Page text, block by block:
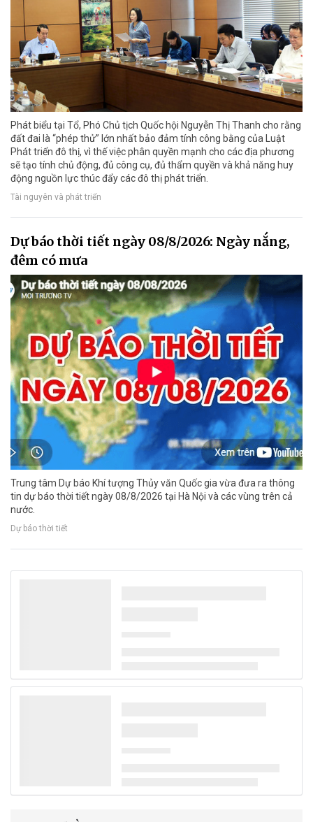
Phát biểu tại Tổ, Phó Chủ tịch Quốc hội Nguyễn Thị Thanh cho rằng
đất đai là “phép thử” lớn nhất bảo đảm tính công bằng của Luật
Phát triển đô thị, vì thế việc phân quyền mạnh cho các địa phương
sẽ tạo tính chủ động, đủ công cụ, đủ thẩm quyền và khả năng huy
động nguồn lực thúc đẩy các đô thị phát triển.
Tài nguyên và phát triển
Dự báo thời tiết ngày 08/8/2026: Ngày nắng,
đêm có mưa
Trung tâm Dự báo Khí tượng Thủy văn Quốc gia vừa đưa ra thông
tin dự báo thời tiết ngày 08/8/2026 tại Hà Nội và các vùng trên cả
nước.
Dự báo thời tiết